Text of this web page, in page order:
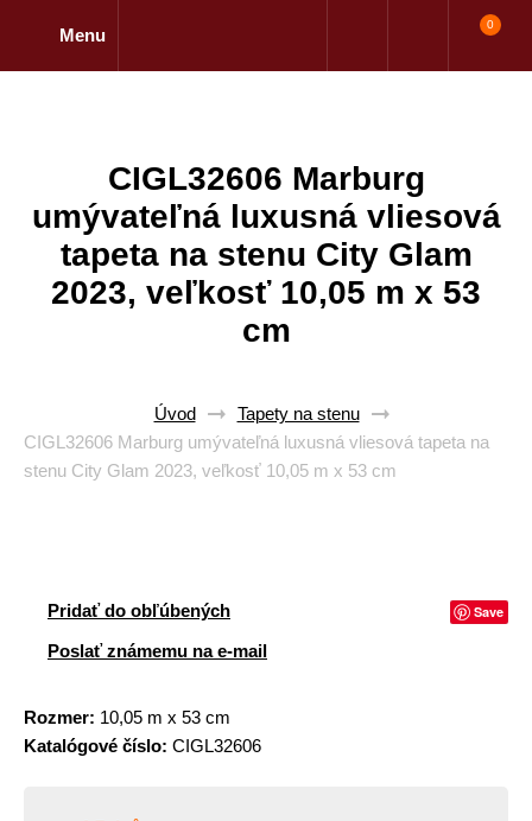
Menu
0
CIGL32606 Marburg
umývateľná luxusná vliesová
tapeta na stenu City Glam
2023, veľkosť 10,05 m x 53
cm
Úvod
Tapety na stenu
CIGL32606 Marburg umývateľná luxusná vliesová tapeta na
stenu City Glam 2023, veľkosť 10,05 m x 53 cm
Pridať do obľúbených Save
Poslať známemu na e-mail
Rozmer: 10,05 m x 53 cm
Katalógové číslo: CIGL32606